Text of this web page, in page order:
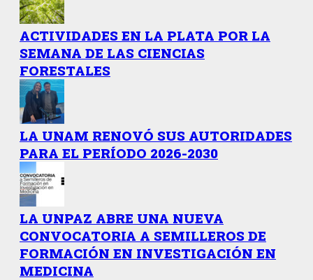
ACTIVIDADES EN LA PLATA POR LA
SEMANA DE LAS CIENCIAS
FORESTALES
LA UNAM RENOVÓ SUS AUTORIDADES
PARA EL PERÍODO 2026-2030
LA UNPAZ ABRE UNA NUEVA
CONVOCATORIA A SEMILLEROS DE
FORMACIÓN EN INVESTIGACIÓN EN
MEDICINA